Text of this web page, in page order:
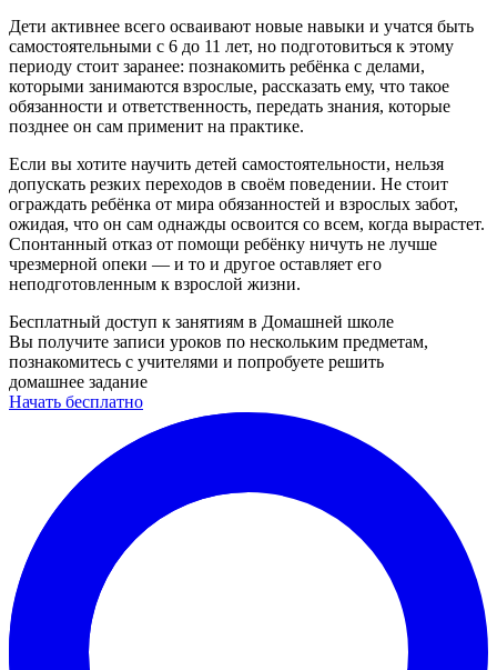
Дети активнее всего осваивают новые навыки и учатся быть
самостоятельными с 6 до 11 лет, но подготовиться к этому
периоду стоит заранее: познакомить ребёнка с делами,
которыми занимаются взрослые, рассказать ему, что такое
обязанности и ответственность, передать знания, которые
позднее он сам применит на практике.
Если вы хотите научить детей самостоятельности, нельзя
допускать резких переходов в своём поведении. Не стоит
ограждать ребёнка от мира обязанностей и взрослых забот,
ожидая, что он сам однажды освоится со всем, когда вырастет.
Спонтанный отказ от помощи ребёнку ничуть не лучше
чрезмерной опеки — и то и другое оставляет его
неподготовленным к взрослой жизни.
Бесплатный доступ к занятиям в Домашней школе
Вы получите записи уроков по нескольким предметам,
познакомитесь с учителями и попробуете решить
домашнее задание
Начать бесплатно